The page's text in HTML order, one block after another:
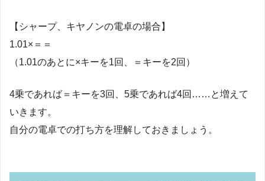
【シャープ、キヤノンの電卓の場合】
1.01×＝＝
（1.01のあとに×キーを1回、＝キーを2回）
4乗であれば＝キーを3回、5乗であれば4回……と増えて
いきます。
自分の電卓での打ち方を理解しておきましょう。